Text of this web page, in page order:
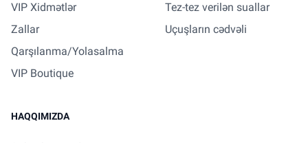
VIP Xidmətlər
Zallar
Qarşılanma/Yolasalma
VIP Boutique
Tez-tez verilən suallar
Uçuşların cədvəli
HAQQIMIZDA